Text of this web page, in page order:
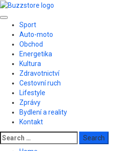
Skip
content
Primary
Menu
Sport
Auto-moto
Obchod
Energetika
Kultura
Zdravotnictví
Cestovní ruch
Lifestyle
Zprávy
Bydlení a reality
Kontakt
Search
for: